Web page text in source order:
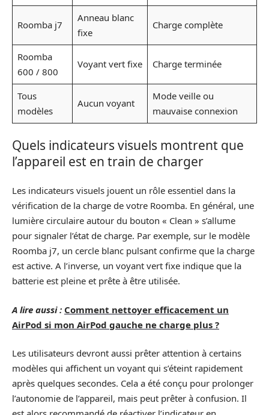
Roomba j7
Anneau blanc
fixe
Charge complète
Roomba
600 / 800
Voyant vert fixe Charge terminée
Tous
modèles
Aucun voyant
Mode veille ou
mauvaise connexion
Quels indicateurs visuels montrent que
l’appareil est en train de charger
Les indicateurs visuels jouent un rôle essentiel dans la
vérification de la charge de votre Roomba. En général, une
lumière circulaire autour du bouton « Clean » s’allume
pour signaler l’état de charge. Par exemple, sur le modèle
Roomba j7, un cercle blanc pulsant confirme que la charge
est active. A l’inverse, un voyant vert fixe indique que la
batterie est pleine et prête à être utilisée.
A lire aussi : Comment nettoyer efficacement un
AirPod si mon AirPod gauche ne charge plus ?
Les utilisateurs devront aussi prêter attention à certains
modèles qui affichent un voyant qui s’éteint rapidement
après quelques secondes. Cela a été conçu pour prolonger
l’autonomie de l’appareil, mais peut prêter à confusion. Il